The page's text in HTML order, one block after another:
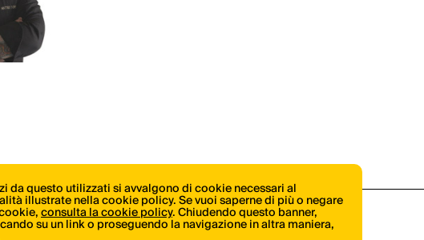
da questo utilizzati si avvalgono di cookie necessari al
illustrate nella cookie policy. Se vuoi saperne di più o negare
consulta la cookie policy. Chiudendo questo banner,
su un link o proseguendo la navigazione in altra maniera,